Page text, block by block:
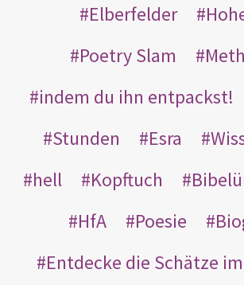
Elberfelder
Poetry Slam
indem du ihn entpackst!
Stunden
Esra
hell
Kopftuch
HfA
Poesie
Entdecke die Schätze